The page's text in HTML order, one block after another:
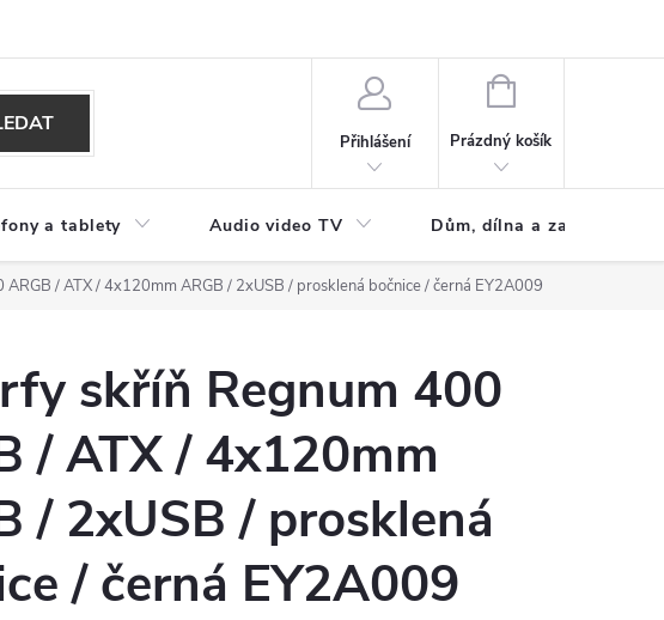
Přihlášení
NÁKUPNÍ
Prázdný košík
a tablety Audio video TV Dům, dílna a zahrada
/ ATX / 4x120mm ARGB / 2xUSB / prosklená bočnice / černá EY2A009
skříň Regnum 400
/ ATX / 4x120mm
/ 2xUSB / prosklená
/ černá EY2A009